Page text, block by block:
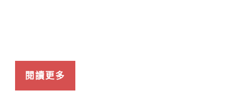
閱讀更多